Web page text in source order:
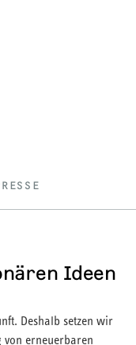
Ideen
Deshalb setzen wir
von erneuerbaren